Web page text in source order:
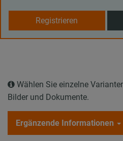
Registrieren
Wählen Sie einzelne
Bilder und Dokumente.
Ergänzende Informationen